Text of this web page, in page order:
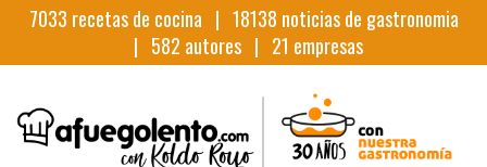
7033 recetas de cocina | 18138 noticias de gastronomia
| 582 autores | 21 empresas